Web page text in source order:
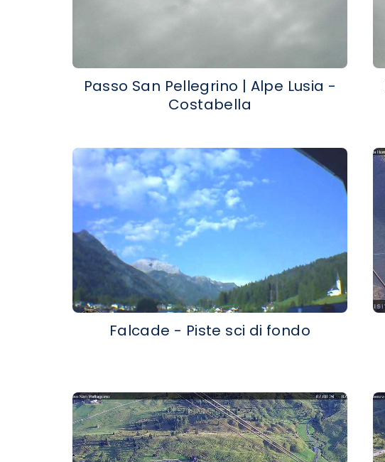
Passo San Pellegrino | Alpe Lusia -
Costabella
Falcade - Piste sci di fondo